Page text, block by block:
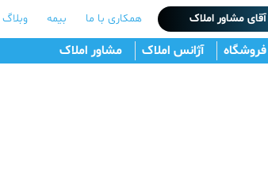
آقای مشاور املاک همکاری با ما بیمه وبلاگ
فروشگاه آژانس املاک مشاور املاک